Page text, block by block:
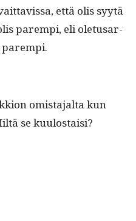
että olis syytä
parem­pi, eli ole­tusar­
omis­ta­jal­ta kun
se kuulostaisi?